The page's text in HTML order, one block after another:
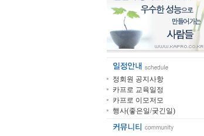
정회원 공지사항
카프로 교육일정
카프로 이모저모
행사(좋은일/궂긴일)